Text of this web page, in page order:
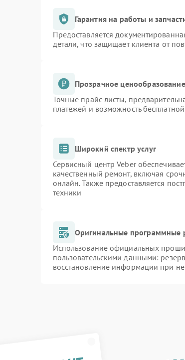
Гарантия на работы и
Предоставляется
детали, что защищает клиента от
Прозрачное
Точные прайс-листы,
платежей и возможность
Широкий спектр услуг
Сервисный центр Veber
качественный ремонт, включая
онлайн. Также предоставляется
техники
Оригинальные программные
Использование официальных
пользовательскими данными:
восстановление информации при